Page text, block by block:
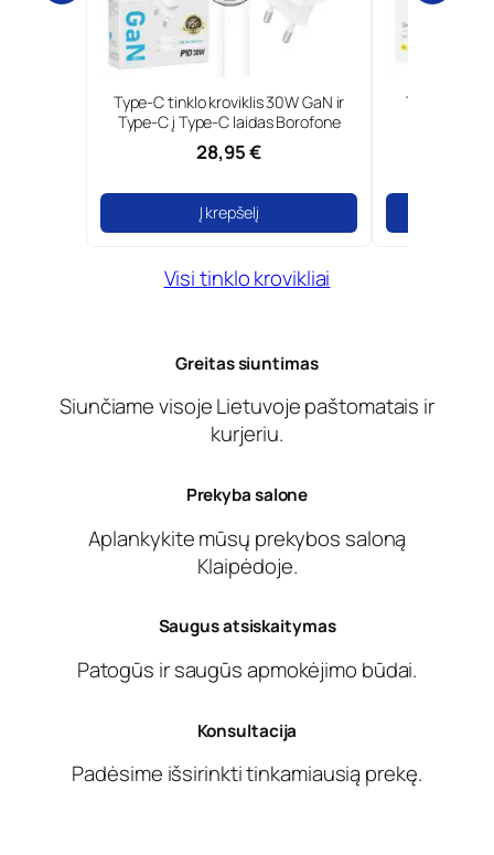
Type-C tinklo kroviklis 30W GaN ir
Type-C į Type-C laidas Borofone
28,95 €
Į krepšelį
Tinklo
Visi tinklo krovikliai
Greitas siuntimas
Siunčiame visoje Lietuvoje paštomatais ir
kurjeriu.
Prekyba salone
Aplankykite mūsų prekybos saloną
Klaipėdoje.
Saugus atsiskaitymas
Patogūs ir saugūs apmokėjimo būdai.
Konsultacija
Padėsime išsirinkti tinkamiausią prekę.